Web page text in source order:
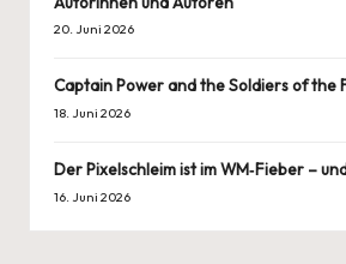
20. Juni 2026
Captain Power and the Soldiers of the
18. Juni 2026
Der Pixelschleim ist im WM‑Fieber –
16. Juni 2026